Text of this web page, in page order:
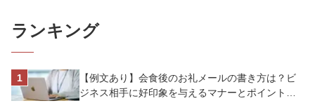
ランキング
【例文あり】会食後のお礼メールの書き方は？ビ
ジネス相手に好印象を与えるマナーとポイントを